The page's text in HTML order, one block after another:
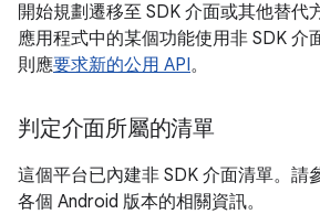
開始規劃遷移至 SDK 介面或其他替代
應用程式中的某個功能使用非 SDK 介
則應要求新的公用 API。
判定介面所屬的清單
這個平台已內建非 SDK 介面清單。請
各個 Android 版本的相關資訊。